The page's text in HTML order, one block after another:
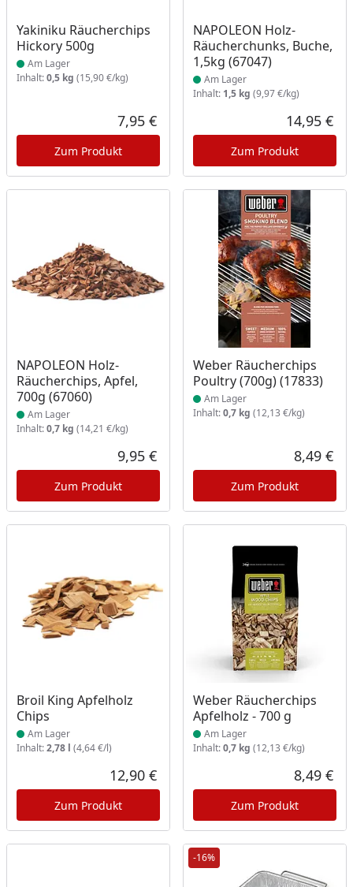
Yakiniku Räucherchips
Hickory 500g
Produkt am Lager
Am Lager
Inhalt:0,5 kg (15,90 €/kg)
Aktueller Preis
7,95 €
Zum Produkt
NAPOLEON Holz-
Räucherchunks, Buche,
1,5kg (67047)
Produkt am Lager
Am Lager
Inhalt: 1,5 kg (9,97 €/kg)
14,95 €
Zum Produkt
NAPOLEON Holz-
Räucherchips, Apfel,
700g (67060)
Produkt am Lager
Am Lager
Inhalt:0,7 kg (14,21 €/kg)
Aktueller Preis
9,95 €
Zum Produkt
Weber Räucherchips
Poultry (700g) (17833)
Produkt am Lager
Am Lager
Inhalt:0,7 kg (12,13 €/kg)
8,49 €
Zum Produkt
Broil King Apfelholz
Chips
Produkt am Lager
Am Lager
Inhalt:2,78 l (4,64 €/l)
Aktueller Preis
12,90 €
Zum Produkt
Weber Räucherchips
Apfelholz - 700 g
Produkt am Lager
Am Lager
Inhalt:0,7 kg (12,13 €/kg)
8,49 €
Zum Produkt
-16%